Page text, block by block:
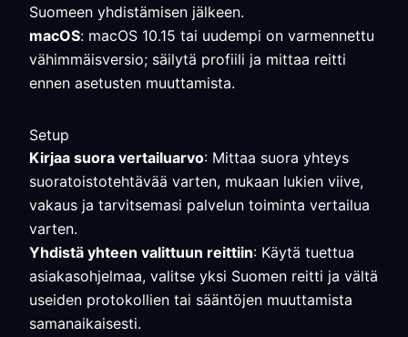
Suomeen yhdistämisen jälkeen.
macOS: macOS 10.15 tai uudempi on varmennettu
vähimmäisversio; säilytä profiili ja mittaa reitti
ennen asetusten muuttamista.
Setup
Kirjaa suora vertailuarvo: Mittaa suora yhteys
suoratoistotehtävää varten, mukaan lukien viive,
vakaus ja tarvitsemasi palvelun toiminta vertailua
varten.
Yhdistä yhteen valittuun reittiin: Käytä tuettua
asiakasohjelmaa, valitse yksi Suomen reitti ja vältä
useiden protokollien tai sääntöjen muuttamista
samanaikaisesti.